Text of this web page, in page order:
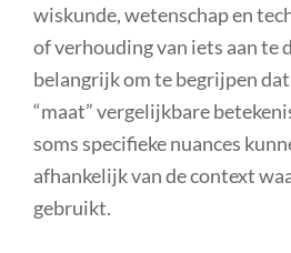
wiskunde, wetenschap en
of verhouding van iets aan te
belangrijk om te begrijpen dat
“maat” vergelijkbare
soms specifieke nuances
afhankelijk van de context
gebruikt.